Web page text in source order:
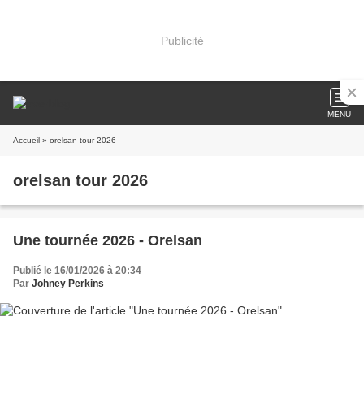
Publicité
MENU
Accueil » orelsan tour 2026
orelsan tour 2026
Une tournée 2026 - Orelsan
Publié le 16/01/2026 à 20:34
Par Johney Perkins